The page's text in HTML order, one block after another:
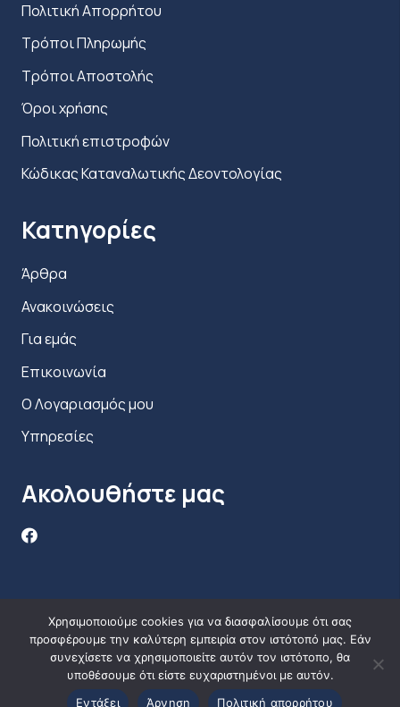
Πολιτική Απορρήτου
Τρόποι Πληρωμής
Τρόποι Αποστολής
Όροι χρήσης
Πολιτική επιστροφών
Κώδικας Καταναλωτικής Δεοντολογίας
Κατηγορίες
Άρθρα
Ανακοινώσεις
Για εμάς
Επικοινωνία
Ο Λογαριασμός μου
Υπηρεσίες
Ακολουθήστε μας
Χρησιμοποιούμε cookies για να διασφαλίσουμε ότι σας
προσφέρουμε την καλύτερη εμπειρία στον ιστότοπό μας. Εάν
συνεχίσετε να χρησιμοποιείτε αυτόν τον ιστότοπο, θα
υποθέσουμε ότι είστε ευχαριστημένοι με αυτόν.
Εντάξει
Άρνηση Πολιτική απορρήτου